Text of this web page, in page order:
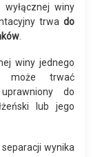
winy
trwa do
winy jednego
może trwać
do
lub jego
wynika